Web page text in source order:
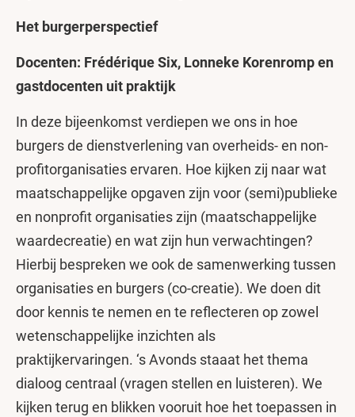
Het burgerperspectief
Docenten: Frédérique Six, Lonneke Korenromp en
gastdocenten uit praktijk
In deze bijeenkomst verdiepen we ons in hoe
burgers de dienstverlening van overheids- en non-
profitorganisaties ervaren. Hoe kijken zij naar wat
maatschappelijke opgaven zijn voor (semi)publieke
en nonprofit organisaties zijn (maatschappelijke
waardecreatie) en wat zijn hun verwachtingen?
Hierbij bespreken we ook de samenwerking tussen
organisaties en burgers (co-creatie). We doen dit
door kennis te nemen en te reflecteren op zowel
wetenschappelijke inzichten als
praktijkervaringen. ‘s Avonds staaat het thema
dialoog centraal (vragen stellen en luisteren). We
kijken terug en blikken vooruit hoe het toepassen in